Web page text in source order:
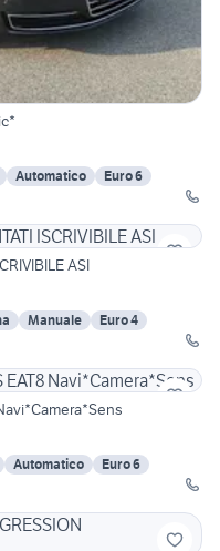
Automatico
Euro 6
ASI
Manuale
Euro 4
Automatico
Euro 6